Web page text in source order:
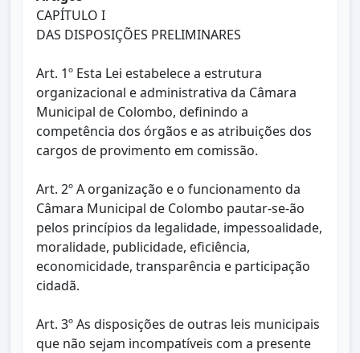
CAPÍTULO I
DAS DISPOSIÇÕES PRELIMINARES
Art. 1º Esta Lei estabelece a estrutura
organizacional e administrativa da Câmara
Municipal de Colombo, definindo a
competência dos órgãos e as atribuições dos
cargos de provimento em comissão.
Art. 2º A organização e o funcionamento da
Câmara Municipal de Colombo pautar-se-ão
pelos princípios da legalidade, impessoalidade,
moralidade, publicidade, eficiência,
economicidade, transparência e participação
cidadã.
Art. 3º As disposições de outras leis municipais
que não sejam incompatíveis com a presente